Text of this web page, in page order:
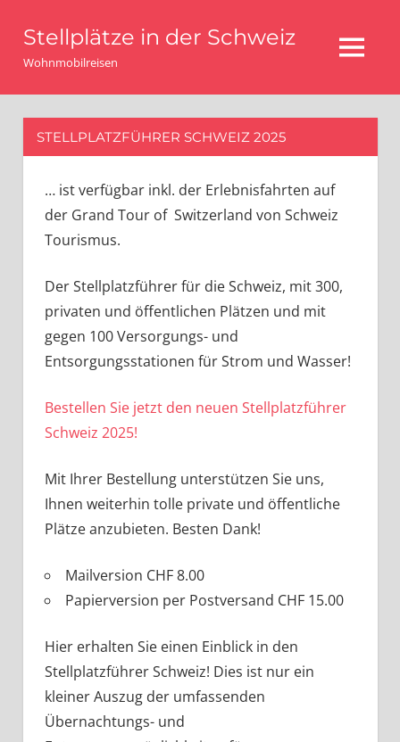
Inhalt
springen
Stellplätze in der Schweiz
Wohnmobilreisen MENU
STELLPLATZFÜHRER SCHWEIZ 2025
… ist verfügbar inkl. der Erlebnisfahrten auf
der Grand Tour of Switzerland von Schweiz
Tourismus.
Der Stellplatzführer für die Schweiz, mit 300,
privaten und öffentlichen Plätzen und mit
gegen 100 Versorgungs- und
Entsorgungsstationen für Strom und Wasser!
Bestellen Sie jetzt den neuen Stellplatzführer
Schweiz 2025!
Mit Ihrer Bestellung unterstützen Sie uns,
Ihnen weiterhin tolle private und öffentliche
Plätze anzubieten. Besten Dank!
Mailversion CHF 8.00
Papierversion per Postversand CHF 15.00
Hier erhalten Sie einen Einblick in den
Stellplatzführer Schweiz! Dies ist nur ein
kleiner Auszug der umfassenden
Übernachtungs- und